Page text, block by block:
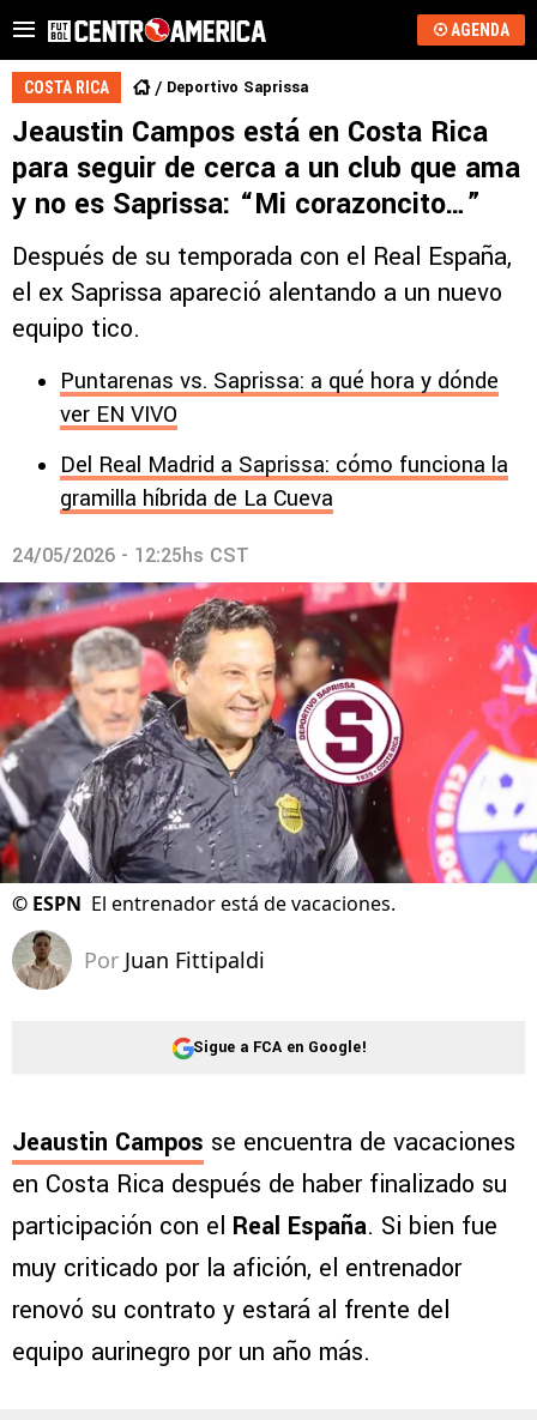
AGENDA
COSTA RICA Deportivo Saprissa
Jeaustin Campos está en Costa Rica
para seguir de cerca a un club que ama
y no es Saprissa: “Mi corazoncito…”
Después de su temporada con el Real España,
el ex Saprissa apareció alentando a un nuevo
equipo tico.
Puntarenas vs. Saprissa: a qué hora y dónde
ver EN VIVO
Del Real Madrid a Saprissa: cómo funciona la
gramilla híbrida de La Cueva
24/05/2026 - 12:25hs CST
© ESPN El entrenador está de vacaciones.
Por Juan Fittipaldi
Sigue a FCA en Google!
Jeaustin Campos se encuentra de vacaciones
en Costa Rica después de haber finalizado su
participación con el Real España. Si bien fue
muy criticado por la afición, el entrenador
renovó su contrato y estará al frente del
equipo aurinegro por un año más.